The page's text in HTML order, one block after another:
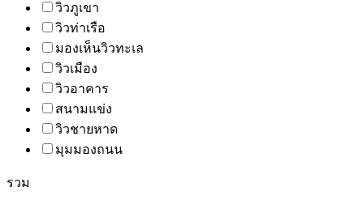
วิวภูเขา
วิวท่าเรือ
มองเห็นวิวทะเล
วิวเมือง
วิวอาคาร
สนามแข่ง
วิวชายหาด
มุมมองถนน
รวม